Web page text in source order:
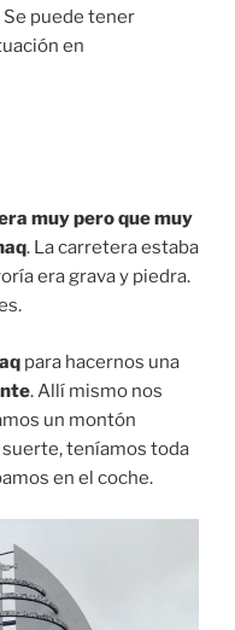
puede tener
en
muy pero que muy
. La carretera estaba
era grava y piedra.
para hacernos una
. Allí mismo nos
un montón
suerte, teníamos toda
en el coche.